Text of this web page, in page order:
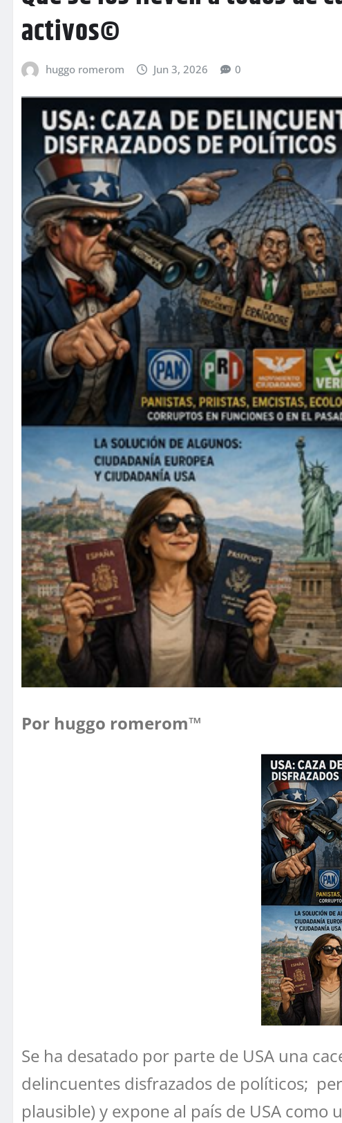
activos©
huggo romerom Jun 3, 2026 0
Por huggo romerom™
Se ha desatado por parte de USA una
delincuentes disfrazados de políticos;
plausible) y expone al país de USA como